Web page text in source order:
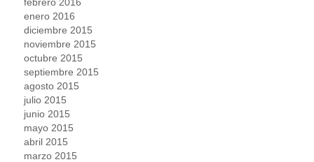
enero 2016
diciembre 2015
noviembre 2015
octubre 2015
septiembre 2015
agosto 2015
julio 2015
junio 2015
mayo 2015
abril 2015
marzo 2015